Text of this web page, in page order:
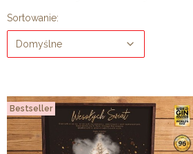
Lista produktów
Sortowanie:
Domyślne
Bestseller